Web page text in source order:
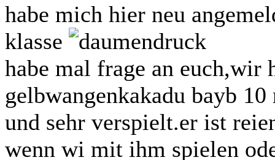
habe mich hier neu
klasse
habe mal frage an euch,wir
gelbwangenkakadu bayb
und sehr verspielt.er ist
wenn wi mit ihm spielen